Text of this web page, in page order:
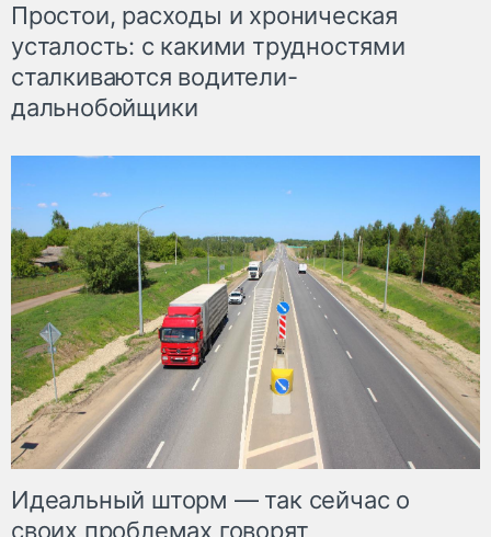
Простои, расходы и хроническая
усталость: с какими трудностями
сталкиваются водители-
дальнобойщики
Идеальный шторм — так сейчас о
своих проблемах говорят